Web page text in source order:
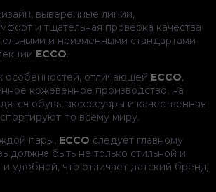
выверенные линии,
и тщательная проверка качества
и неизменными стандартами
ECCO.
особенностей, отличающей ECCO,
кожевенное производство, на
обувь, аксессуары и качественная
по всему миру.
пары, ECCO следует главному
должна быть не только стильной и
и удобной, что отличает датский бренд